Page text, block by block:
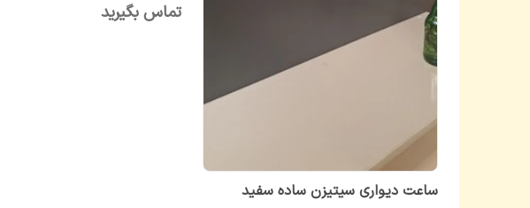
ساعت دیواری سیتیزن ساده سفید
تماس بگیرید